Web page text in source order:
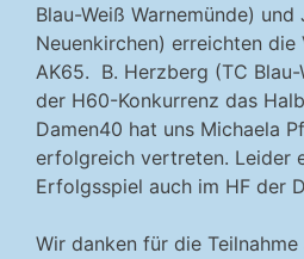
Blau-Weiß Warnemünde) und
Neuenkirchen) erreichten die
AK65. B. Herzberg (TC Blau-
der H60-Konkurrenz das
Damen40 hat uns Michaela
erfolgreich vertreten. Leider
Erfolgsspiel auch im HF der
Wir danken für die